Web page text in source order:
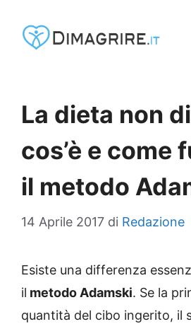
La dieta non
cos’è e come
il metodo
14 Aprile 2017 di Redazione
Esiste una differenza
il metodo Adamski. Se la
quantità del cibo ingerito, il